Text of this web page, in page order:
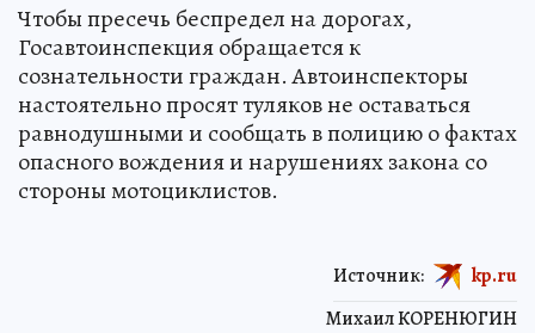
Чтобы пресечь беспредел на дорогах,
Госавтоинспекция обращается к
сознательности граждан. Автоинспекторы
настоятельно просят туляков не оставаться
равнодушными и сообщать в полицию о фактах
опасного вождения и нарушениях закона со
стороны мотоциклистов.
Михаил КОРЕНЮГИН
Источник: kp.ru